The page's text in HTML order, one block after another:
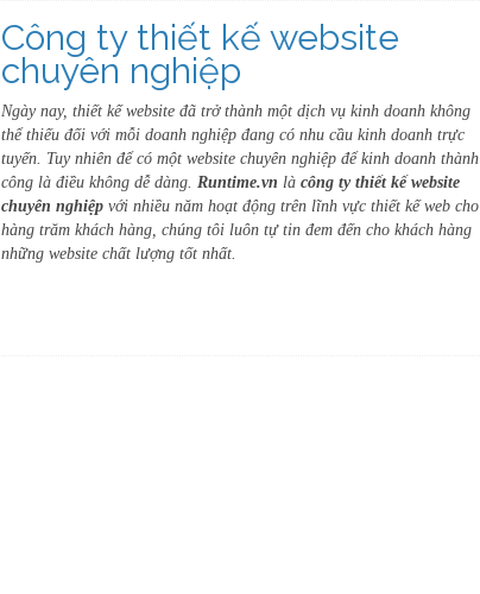
Công ty thiết kế website
chuyên nghiệp
Ngày nay, thiết kế website đã trở thành một dịch vụ kinh doanh không
thể thiếu đối với mỗi doanh nghiệp đang có nhu cầu kinh doanh trực
tuyến. Tuy nhiên để có một website chuyên nghiệp để kinh doanh thành
công là điều không dễ dàng. Runtime.vn là công ty thiết kế website
chuyên nghiệp với nhiều năm hoạt động trên lĩnh vực thiết kế web cho
hàng trăm khách hàng, chúng tôi luôn tự tin đem đến cho khách hàng
những website chất lượng tốt nhất.